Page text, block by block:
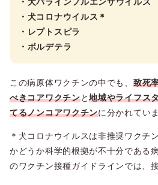
・犬コロナウイルス ＊
・レプトスピラ
・ボルデテラ
この病原体ワクチンの中でも、 致死
べきコアワクチンと地域やライフス
てるノンコアワクチンに分かれていま
＊犬コロナウイルスは非推奨ワクチ
かどうか科学的根拠が不十分である
のワクチン接種ガイドラインでは、